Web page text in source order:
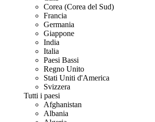
Corea (Corea del Sud)
Francia
Germania
Giappone
India
Italia
Paesi Bassi
Regno Unito
Stati Uniti d'America
Svizzera
Tutti i paesi
Afghanistan
Albania